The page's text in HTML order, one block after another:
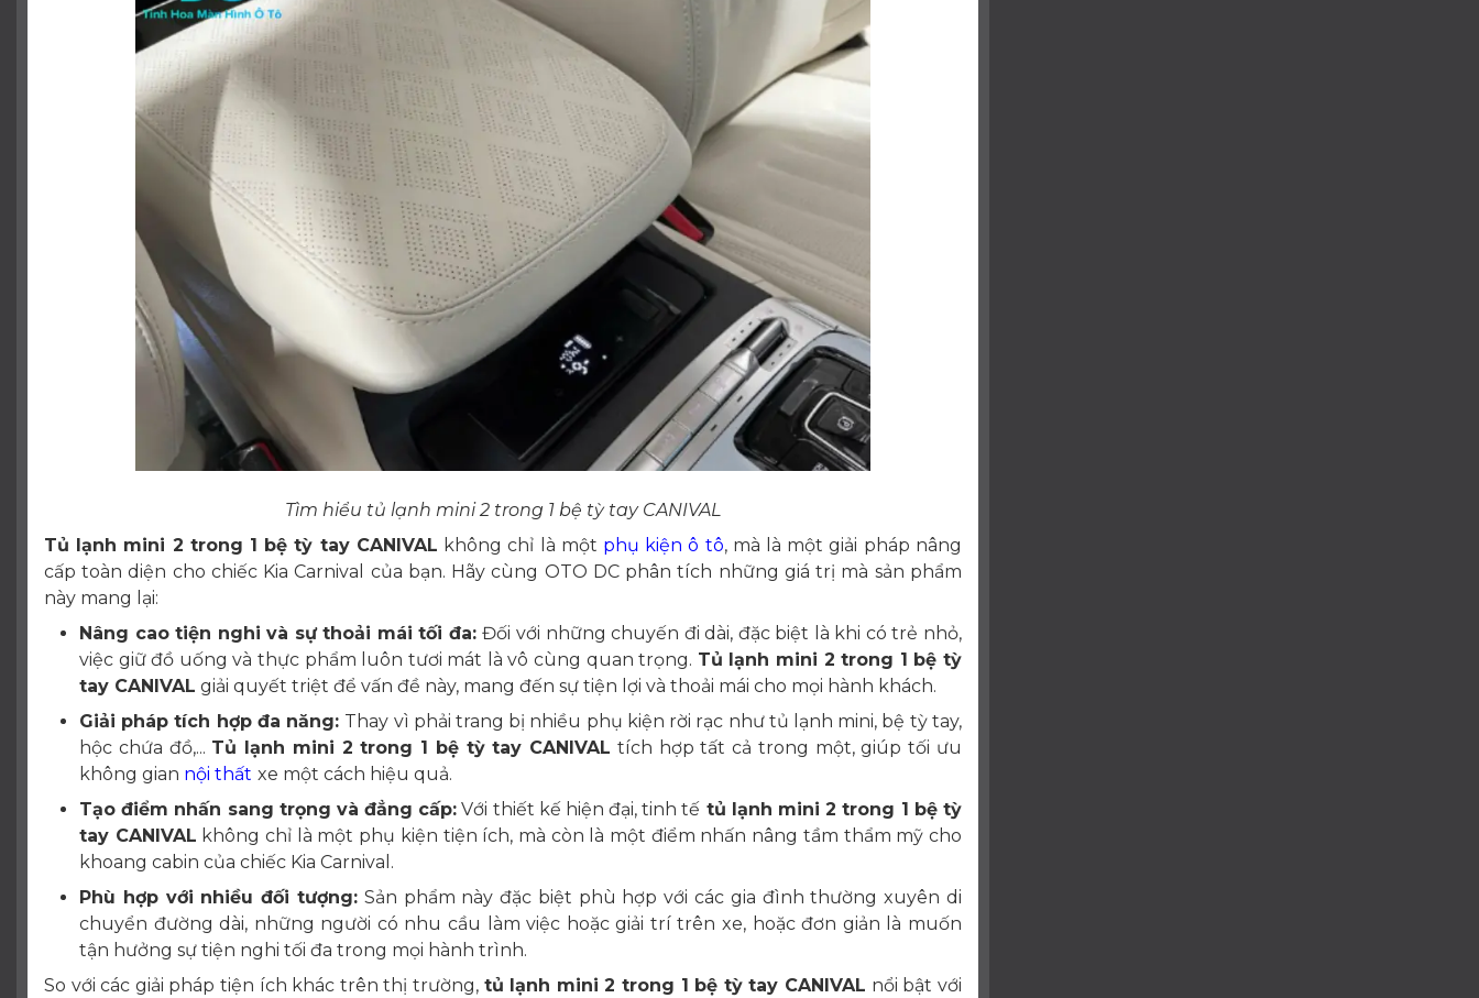
Tìm hiểu tủ lạnh mini 2 trong 1 bệ tỳ tay CANIVAL
Tủ lạnh mini 2 trong 1 bệ tỳ tay CANIVAL không chỉ là một phụ kiện ô tô, mà là một giải pháp nâng
cấp toàn diện cho chiếc Kia Carnival của bạn. Hãy cùng OTO DC phân tích những giá trị mà sản phẩm
này mang lại:
Nâng cao tiện nghi và sự thoải mái tối đa:Đối với những chuyến đi dài, đặc biệt là khi có trẻ nhỏ,
việc giữ đồ uống và thực phẩm luôn tươi mát là vô cùng quan trọng. Tủ lạnh mini 2 trong 1 bệ tỳ
tay CANIVAL giải quyết triệt để vấn đề này, mang đến sự tiện lợi và thoải mái cho mọi hành khách.
Giải pháp tích hợp đa năng: Thay vì phải trang bị nhiều phụ kiện rời rạc như tủ lạnh mini, bệ tỳ tay,
hộc chứa đồ,... Tủ lạnh mini 2 trong 1 bệ tỳ tay CANIVAL tích hợp tất cả trong một, giúp tối ưu
không gian nội thất xe một cách hiệu quả.
Tạo điểm nhấn sang trọng và đẳng cấp: Với thiết kế hiện đại, tinh tế tủ lạnh mini 2 trong 1 bệ tỳ
tay CANIVAL không chỉ là một phụ kiện tiện ích, mà còn là một điểm nhấn nâng tầm thẩm mỹ cho
khoang cabin của chiếc Kia Carnival.
Phù hợp với nhiều đối tượng:Sản phẩm này đặc biệt phù hợp với các gia đình thường xuyên di
chuyển đường dài, những người có nhu cầu làm việc hoặc giải trí trên xe, hoặc đơn giản là muốn
tận hưởng sự tiện nghi tối đa trong mọi hành trình.
So với các giải pháp tiện ích khác trên thị trường, tủ lạnh mini 2 trong 1 bệ tỳ tay CANIVAL nổi bật với